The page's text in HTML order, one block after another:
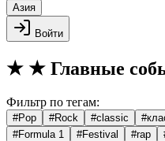
Азия
Войти
★ ★ Главные
Фильтр по тегам:
#Pop #Rock #classic #
#Formula 1 #Festival #rap